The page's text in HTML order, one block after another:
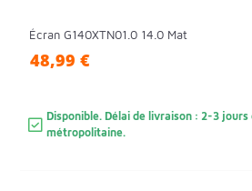
Écran G140XTN01.0 14.0 Mat
48,99 €
Disponible. Délai de livraison : 2-3
métropolitaine.